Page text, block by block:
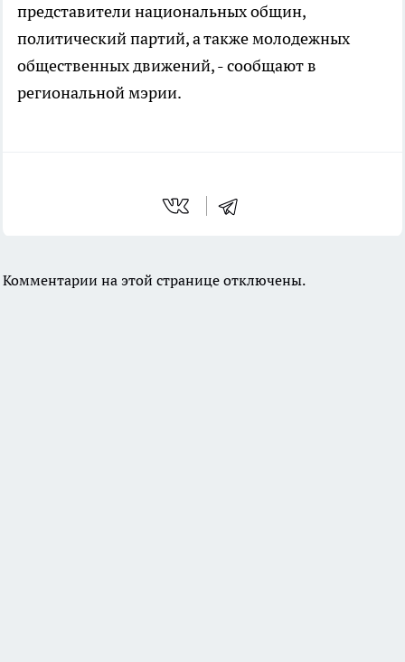
представители национальных общин,
политический партий, а также молодежных
общественных движений, - сообщают в
региональной мэрии.
Комментарии на этой странице отключены.